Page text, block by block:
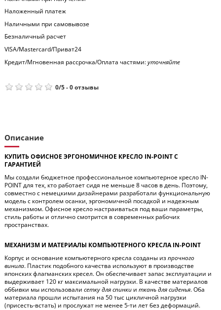
Наложенный платеж
Наличными при самовывозе
Безналичный расчет
VISA/Mastercard/Приват24
Кредит/Мгновенная рассрочка/Оплата частями:уточняйте
0/5-0отзывы
Описание
КУПИТЬ ОФИСНОЕ ЭРГОНОМИЧНОЕ КРЕСЛО IN-POINT С
ГАРАНТИЕЙ
Мы создали бюджетное профессиональное компьютерное кресло IN-
POINT для тех, кто работает сидя не меньше 8 часов в день. Поэтому,
совместно с немецкими дизайнерами разработали функциональную
модель с контролем осанки, эргономичной посадкой и надежным
механизмом. Офисное кресло настраиваться под ваши параметры,
стиль работы и отлично смотрится в современных рабочих
пространствах.
МЕХАНИЗМ И МАТЕРИАЛЫ КОМПЬЮТЕРНОГО КРЕСЛА IN-POINT
Корпус и основание компьютерного кресла созданы изпрочного
винила. Пластик подобного качества используют в производстве
японских флагманских кресел. Он обеспечивает запас эксплуатации и
выдерживает 120 кг максимальной нагрузки. В качестве материалов
оббивки мы использовали сетку для спинки и ткань для сиденья. Оба
материала прошли испытания на 50 тыс цикличной нагрузки
(присесть-встать) и прослужат не менее 5-ти лет без деформаций.